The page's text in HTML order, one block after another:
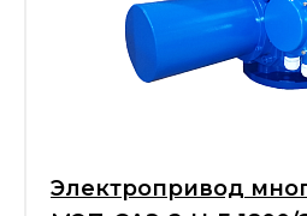
Электропривод